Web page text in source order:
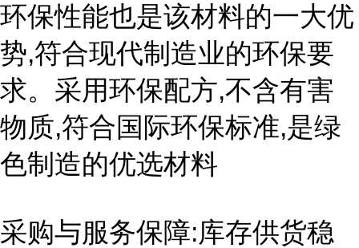
环保性能也是该材料的一大优
势,符合现代制造业的环保要
求。采用环保配方,不含有害
物质,符合国际环保标准,是绿
色制造的优选材料
采购与服务保障:库存供货稳